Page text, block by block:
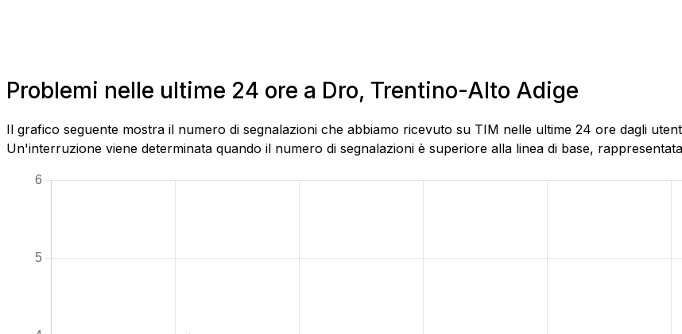
Problemi nelle ultime 24 ore a Dro, Trentino-Alto Adige
Il grafico seguente mostra il numero di segnalazioni che abbiamo ricevuto su TIM nelle ultime 24 ore dagli
Un'interruzione viene determinata quando il numero di segnalazioni è superiore alla linea di base,